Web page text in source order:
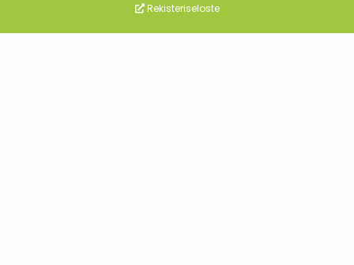
Rekisteriseloste